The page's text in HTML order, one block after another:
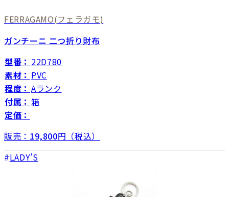
FERRAGAMO(フェラガモ)
ガンチーニ 二つ折り財布
型番： 22D780
素材： PVC
程度： Aランク
付属： 箱
定価：
販売： 19,800円（税込）
LADY'S